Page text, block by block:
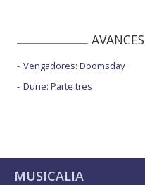
Vengadores: Doomsday
Dune: Parte tres
MUSICALIA